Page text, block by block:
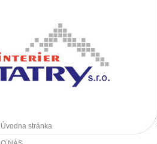
Úvodna stránka